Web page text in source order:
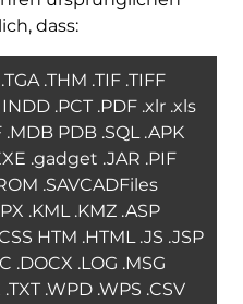
dass:
.THM .TIF .TIFF
INDD .PCT .PDF .xlr .xls
PDB .SQL .APK
.gadget .JAR .PIF
.SAVCADFiles
.KML .KMZ .ASP
HTM .HTML .JS .JSP
.DOCX .LOG .MSG
.WPD .WPS .CSV